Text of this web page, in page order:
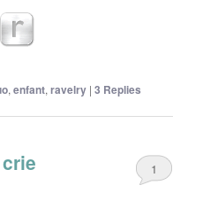
,enfant,ravelry |3 Replies
1